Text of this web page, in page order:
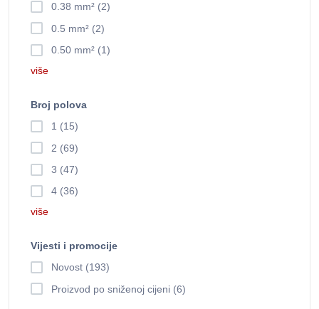
0.38 mm² (2)
0.5 mm² (2)
0.50 mm² (1)
više
Broj polova
1 (15)
2 (69)
3 (47)
4 (36)
više
Vijesti i promocije
Novost (193)
Proizvod po sniženoj cijeni (6)